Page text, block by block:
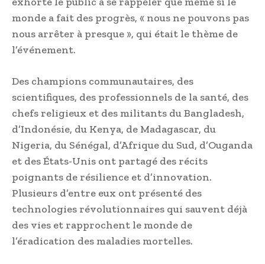
monde a fait des progrès, « nous ne pouvons pas
nous arrêter à presque », qui était le thème de
l’événement.
Des champions communautaires, des
scientifiques, des professionnels de la santé, des
chefs religieux et des militants du Bangladesh,
d’Indonésie, du Kenya, de Madagascar, du
Nigeria, du Sénégal, d’Afrique du Sud, d’Ouganda
et des États-Unis ont partagé des récits
poignants de résilience et d’innovation.
Plusieurs d’entre eux ont présenté des
technologies révolutionnaires qui sauvent déjà
des vies et rapprochent le monde de
l’éradication des maladies mortelles.